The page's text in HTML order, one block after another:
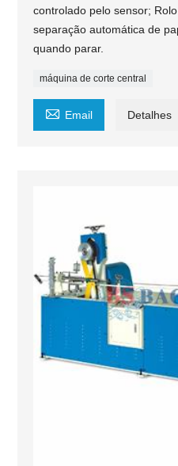
controlado pelo sensor;
separação automática de
quando parar.
máquina de corte central
 Email Detalhes